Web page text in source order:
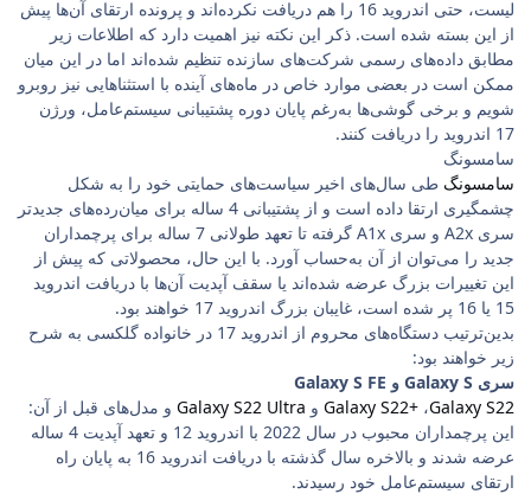
لیست، حتی اندروید 16 را هم دریافت نکرده‌اند و پرونده ارتقای آن‌ها پیش
از این بسته شده است. ذکر این نکته نیز اهمیت دارد که اطلاعات زیر
مطابق داده‌های رسمی شرکت‌های سازنده تنظیم شده‌اند اما در این میان
ممکن است در بعضی موارد خاص در ماه‌های آینده با استثناهایی نیز روبرو
شویم و برخی گوشی‌ها به‌رغم پایان دوره پشتیبانی سیستم‌عامل، ورژن
17 اندروید را دریافت کنند.
سامسونگ
سامسونگ طی سال‌های اخیر سیاست‌های حمایتی خود را به شکل
چشمگیری ارتقا داده است و از پشتیبانی 4 ساله برای میان‌رده‌های جدیدتر
سری A2x و سری A1x گرفته تا تعهد طولانی 7 ساله برای پرچمداران
جدید را می‌توان از آن به‌حساب آورد. با این حال، محصولاتی که پیش از
این تغییرات بزرگ عرضه شده‌اند یا سقف آپدیت آن‌ها با دریافت اندروید
15 یا 16 پر شده است، غایبان بزرگ اندروید 17 خواهند بود.
بدین‌ترتیب دستگاه‌های محروم از اندروید 17 در خانواده گلکسی به شرح
زیر خواهند بود:
سری Galaxy S و Galaxy S FE
Galaxy S22+ ،Galaxy S22 و Galaxy S22 Ultra و مدل‌های قبل از آن:
این پرچمداران محبوب در سال 2022 با اندروید 12 و تعهد آپدیت 4 ساله
عرضه شدند و بالاخره سال گذشته با دریافت اندروید 16 به پایان راه
ارتقای سیستم‌عامل خود رسیدند.